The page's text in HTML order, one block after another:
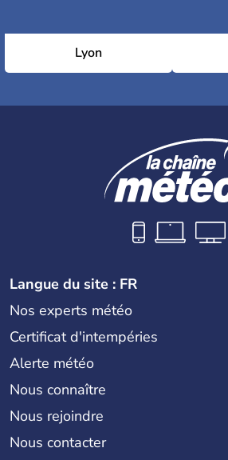
Lyon
Langue du site : FR
Nos experts météo
Certificat d'intempéries
Alerte météo
Nous connaître
Nous rejoindre
Nous contacter